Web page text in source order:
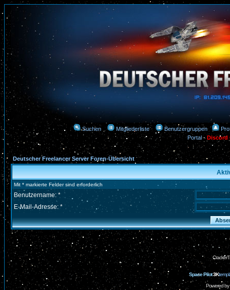
Suchen Mitgliederliste Benutzergruppen
Portal-Discord
Deutscher Freelancer Server Foren-Übersicht
Mit * markierte Felder sind erforderlich
Benutzername: *
E-Mail-Adresse: *
Space Pilot3K
Powered by